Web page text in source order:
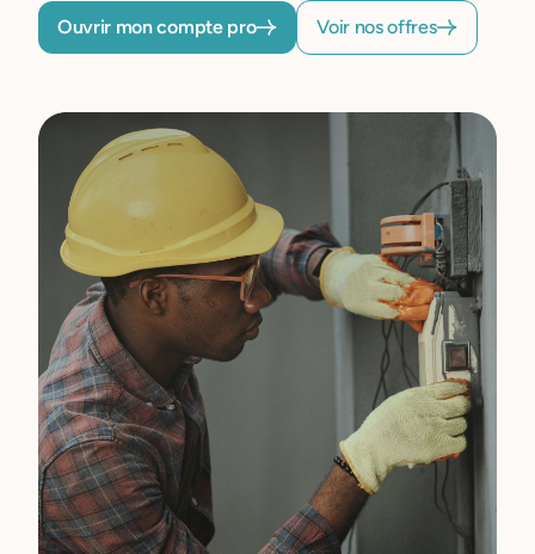
Ouvrir mon compte pro
Voir nos offres